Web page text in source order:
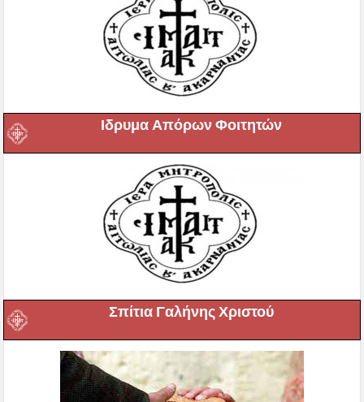
Ιδρυμα Απόρων Φοιτητών
Σπίτια Γαλήνης Χριστού